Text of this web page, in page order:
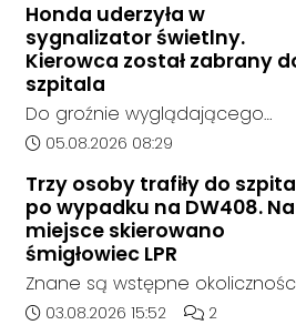
Kędzierzynie-Koźlu zakończył się
bez rozstrzygnięcia. Mimo
wcześniejszego
terenem ze strony sieci Dino, do
postępowania nie zgłosił się
żaden oferent.
Honda uderzyła w
sygnalizator świetlny.
Kierowca został zabrany
szpitala
Do groźnie wyglądającego
zdarzenia drogowego doszło w
godziny 6:30 kierujący
samochodem marki Honda
zjechał z drogi i uderzył w
sygnalizator świetlny.
Data dodania artykułu:
05.08.2026 08:29
Trzy osoby trafiły do
po wypadku na DW408. Na
miejsce skierowano
śmigłowiec LPR
Znane są wstępne
zdarzenia drogowego, do
Data dodania artykułu:
03.08.2026 15:52 Liczba
2